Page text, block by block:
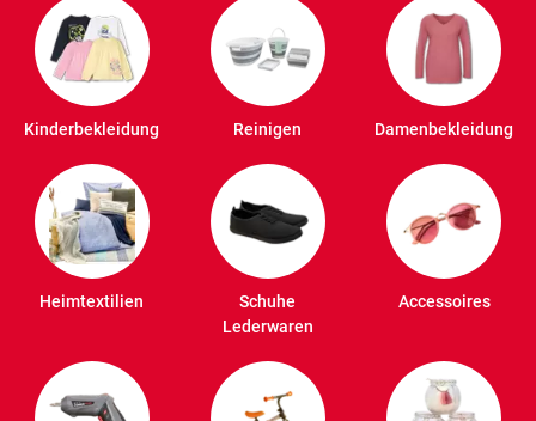
Kinderbekleidung Reinigen Damenbekleidung
Heimtextilien
Schuhe
Lederwaren
Accessoires